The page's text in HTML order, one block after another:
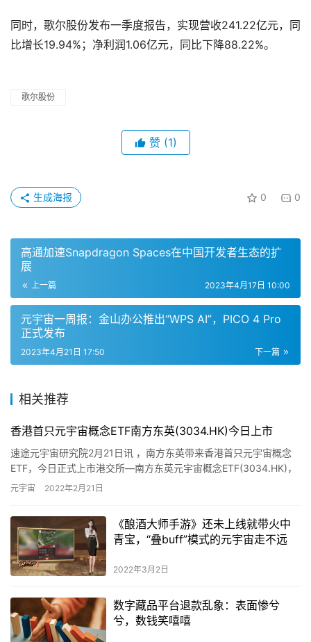
同时，歌尔股份发布一季度报告，实现营收241.22亿元，同
比增长19.94%；净利润1.06亿元，同比下降88.22%。
歌尔股份
赞 (1)
0 0
生成海报
高通加速Snapdragon Spaces在中国开发者生态的扩
展
上一篇 2023年4月17日 10:00
元宇宙一周报：金山办公推出“WPS AI”，PICO 4 Pro
正式发布
下一篇
2023年4月21日 17:50
相关推荐
香港首只元宇宙概念ETF南方东英(3034.HK)今日上市
速途元宇宙研究院2月21日讯 ，南方东英带来香港首只元宇宙概念
ETF，今日正式上市港交所—南方东英元宇宙概念ETF(3034.HK)，
并以主动方式管理本只ETF，聚焦美股市场，以长…
元宇宙 2022年2月21日
《酿酒大师手游》还未上线就带火中
青宝，“叠buff”模式的元宇宙走不远
2022年3月2日
数字藏品平台退款乱象：表面惨兮
兮，数钱笑嘻嘻